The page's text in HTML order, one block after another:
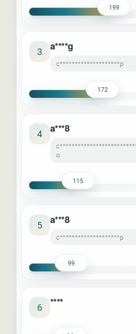
199
3 a****g
c********************p
172
4 a***8
o
115
5 a***8
c********************p
99
6 ****